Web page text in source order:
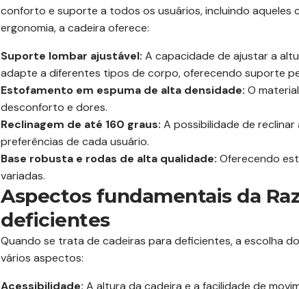
conforto e suporte a todos os usuários, incluindo aqueles
ergonomia, a cadeira oferece:
Suporte lombar ajustável: A capacidade de ajustar a
adapte a diferentes tipos de corpo, oferecendo suporte
Estofamento em espuma de alta densidade: O
desconforto e dores.
Reclinagem de até 160 graus: A possibilidade de
preferências de cada usuário.
Base robusta e rodas de alta qualidade: Oferecendo
variadas.
Aspectos fundamentais da
deficientes
Quando se trata de cadeiras para deficientes, a escolha
vários aspectos:
Acessibilidade: A altura da cadeira e a facilidade de